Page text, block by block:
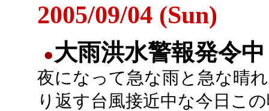
2005/09/04 (Sun)
●大雨洪水警報発令中
夜になって急な雨と急な晴
り返す台風接近中な今日こ